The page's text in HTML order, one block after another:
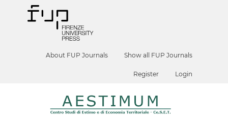
About FUP Journals Show all FUP Journals
Register Login